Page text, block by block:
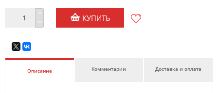
КУПИТЬ
Описание Комментарии Доставка и оплата